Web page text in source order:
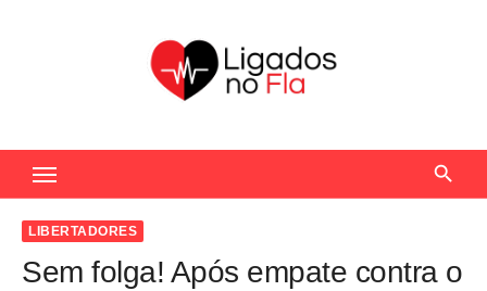
c
LIBERTADORES
Sem folga! Após empate contra o